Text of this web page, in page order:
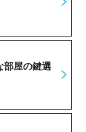
部屋の鍵選